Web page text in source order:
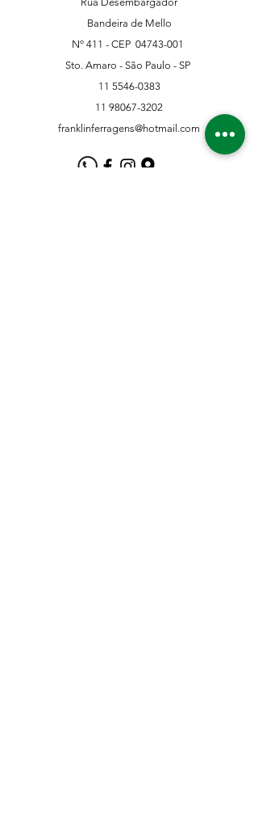
Bandeira de Mello
Nº 411 - CEP 04743-001
Sto. Amaro - São Paulo - SP
11 5546-0383
11 98067-3202
franklinferragens@hotmail.com